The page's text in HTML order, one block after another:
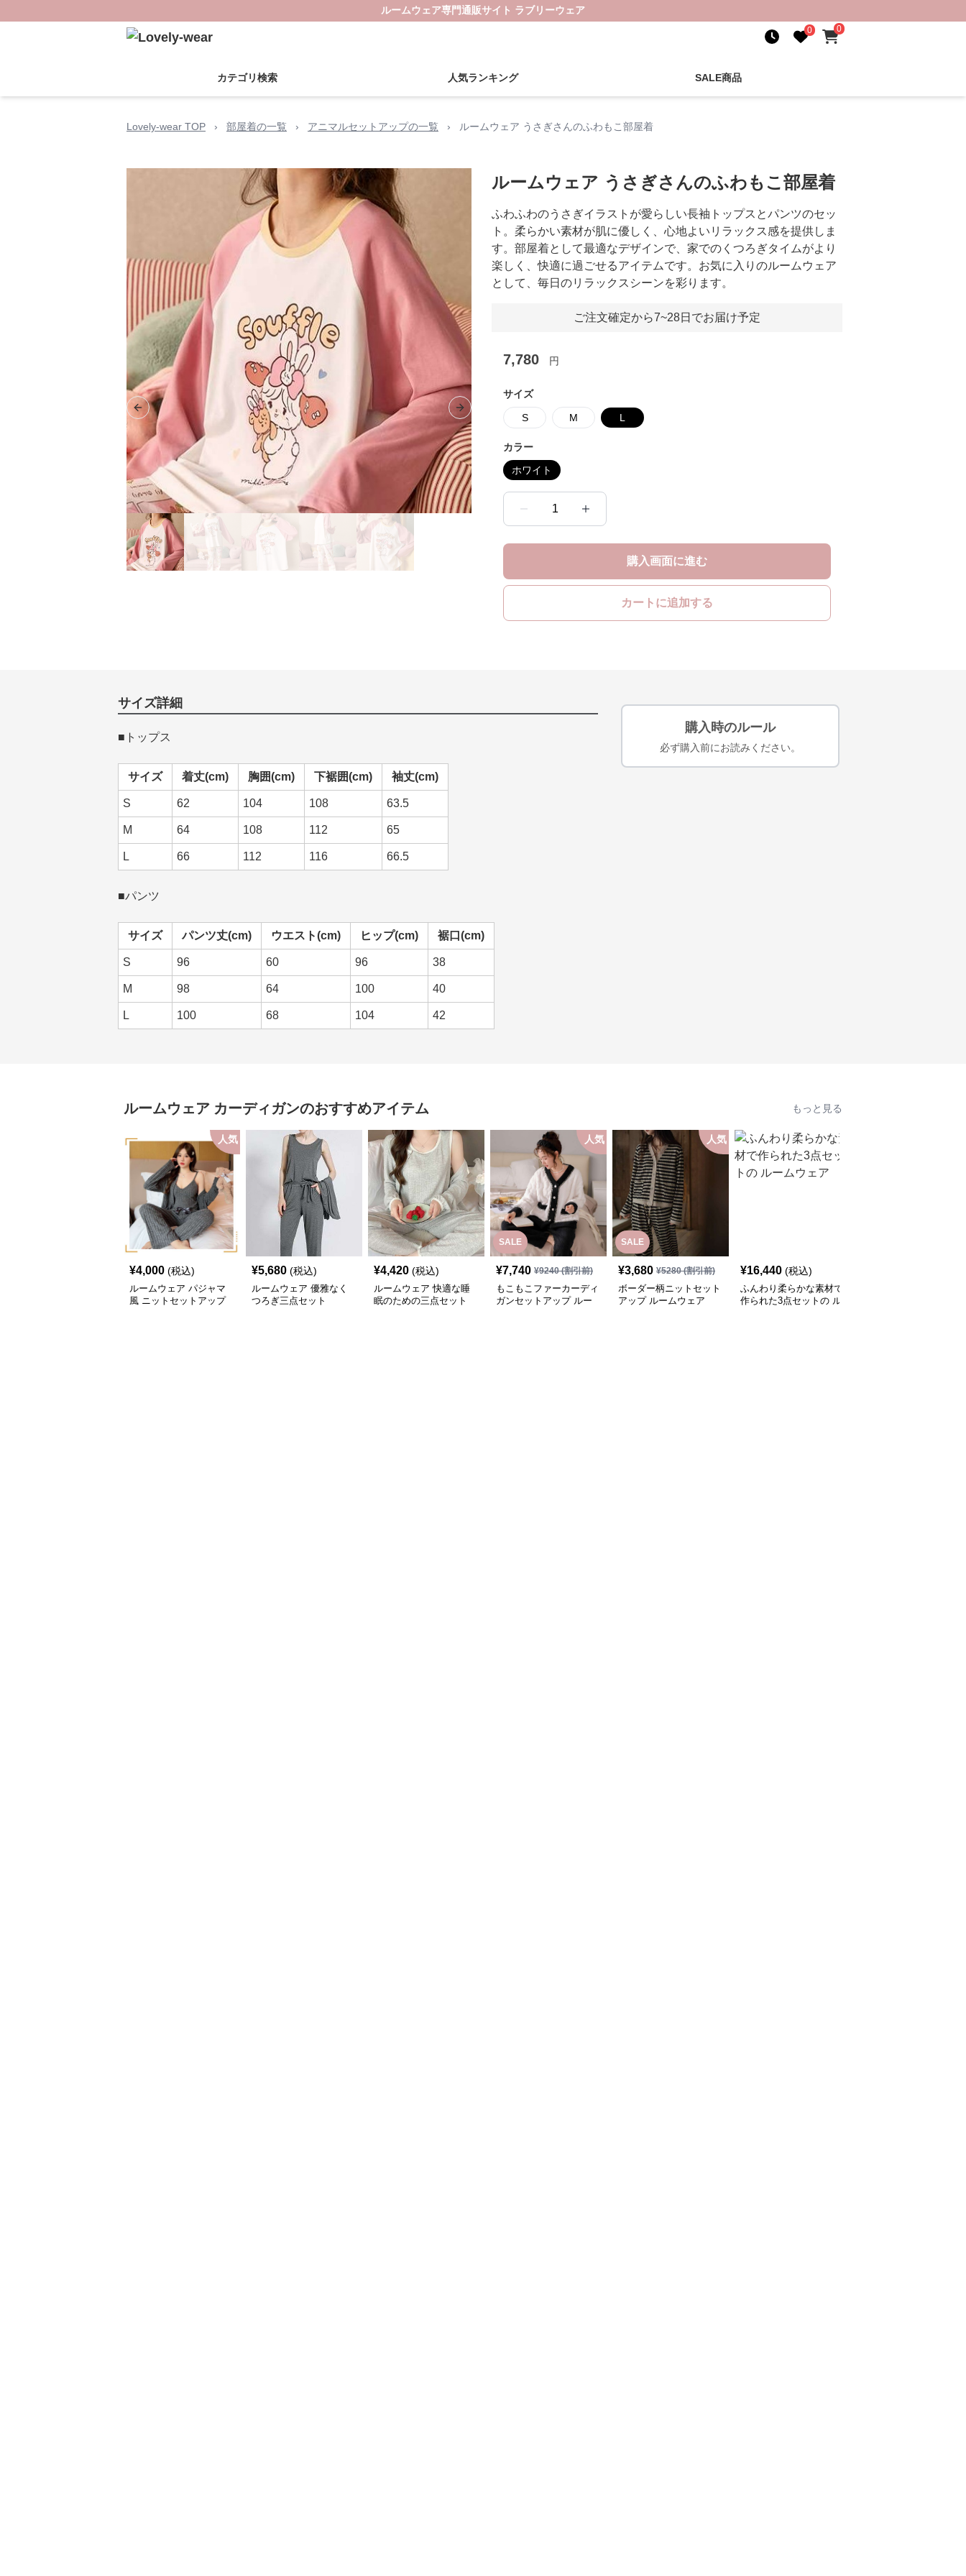
ルームウェア専門通販サイト ラブリーウェア
0 0
カテゴリ検索 人気ランキング SALE商品
Lovely-wear TOP › 部屋着の一覧 › アニマルセットアップの一覧 › ルームウェア うさぎさんのふわもこ部屋着
Previous slide Next slide
ルームウェア うさぎさんのふわもこ部屋着
ふわふわのうさぎイラストが愛らしい長袖トップスとパンツのセッ
ト。柔らかい素材が肌に優しく、心地よいリラックス感を提供しま
す。部屋着として最適なデザインで、家でのくつろぎタイムがより
楽しく、快適に過ごせるアイテムです。お気に入りのルームウェア
として、毎日のリラックスシーンを彩ります。
ご注文確定から7~28日でお届け予定
7,780 円
サイズ
S M L
カラー
ホワイト
1
購入画面に進む
カートに追加する
サイズ詳細
■トップス
サイズ 着丈(cm) 胸囲(cm) 下裾囲(cm) 袖丈(cm)
S 62 104 108 63.5
M 64 108 112 65
L 66 112 116 66.5
■パンツ
サイズ パンツ丈(cm) ウエスト(cm) ヒップ(cm) 裾口(cm)
S 96 60 96 38
M 98 64 100 40
L 100 68 104 42
購入時のルール
必ず購入前にお読みください。
ルームウェア カーディガンのおすすめアイテム もっと見る
人気
¥4,000 (税込)
ルームウェア パジャマ
風 ニットセットアップ
¥5,680 (税込)
ルームウェア 優雅なく
つろぎ三点セット
¥4,420 (税込)
ルームウェア 快適な睡
眠のための三点セット
SALE
人気
¥7,740 ¥9240(割引前)
もこもこファーカーディ
ガンセットアップ ルー
SALE
人気
¥3,680 ¥5280(割引前)
ボーダー柄ニットセット
アップ ルームウェア
¥16,440 (税込)
ふんわり柔らかな素材で
作られた3点セットの ル